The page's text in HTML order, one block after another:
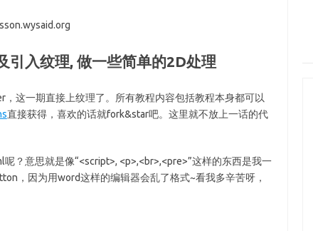
入纹理, 做一些简单的2D处理
，这一期直接上纹理了。所有教程内容包括教程本身都可以
直接获得，喜欢的话就fork&star吧。这里就不放上一话的代
？意思就是像“<script>, <p>,<br>,<pre>”这样的东西是我一
，因为用word这样的编辑器会乱了格式~看我多辛苦呀，